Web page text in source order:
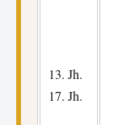
13. Jh.
17. Jh.